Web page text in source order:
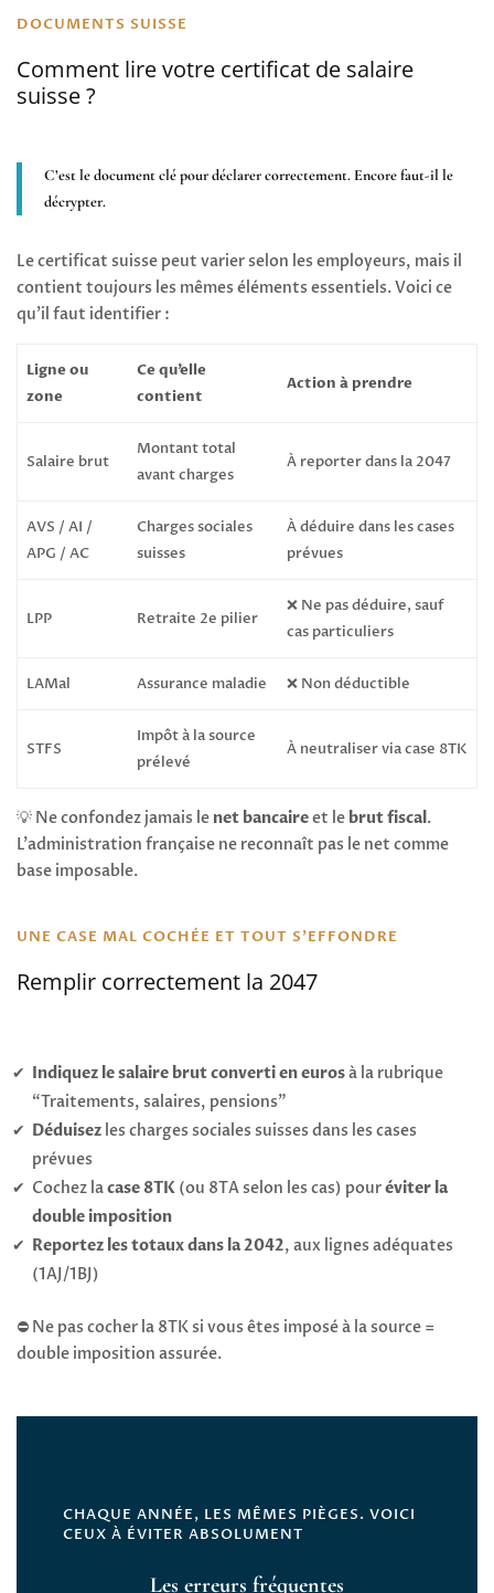
DOCUMENTS SUISSE
Comment lire votre certificat de salaire
suisse ?
C’est le document clé pour déclarer correctement. Encore faut-il le
décrypter.
Le certificat suisse peut varier selon les employeurs, mais il
contient toujours les mêmes éléments essentiels. Voici ce
qu’il faut identifier :
Ligne ou
zone
Ce qu’elle
contient
Action à prendre
Salaire brut
Montant total
avant charges
À reporter dans la 2047
AVS / AI /
APG / AC
Charges sociales
suisses
À déduire dans les cases
prévues
LPP Retraite 2e pilier
❌ Ne pas déduire, sauf
cas particuliers
LAMal Assurance maladie ❌ Non déductible
STFS
Impôt à la source
prélevé
À neutraliser via case 8TK
💡 Ne confondez jamais le net bancaireet le brut fiscal.
L’administration française ne reconnaît pas le net comme
base imposable.
UNE CASE MAL COCHÉE ET TOUT S'EFFONDRE
Remplir correctement la 2047
Indiquez le salaire brut converti en eurosà la rubrique
“Traitements, salaires, pensions”
Déduisez les charges sociales suisses dans les cases
prévues
Cochez lacase 8TK (ou 8TA selon les cas) pouréviter la
double imposition
Reportez les totaux dans la 2042, aux lignes adéquates
(1AJ/1BJ)
⛔ Ne pas cocher la 8TK si vous êtes imposé à la source =
double imposition assurée.
CHAQUE ANNÉE, LES MÊMES PIÈGES. VOICI
CEUX À ÉVITER ABSOLUMENT
Les erreurs fréquentes